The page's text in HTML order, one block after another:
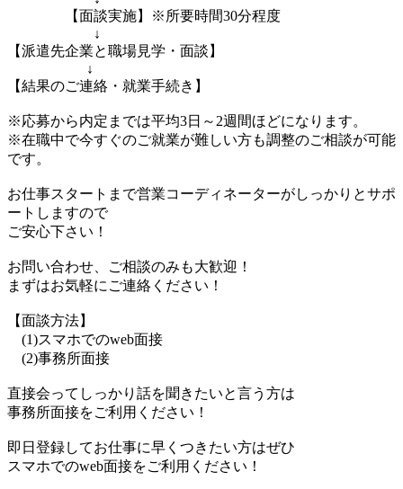
【面談実施】※所要時間30分程度
↓
【派遣先企業と職場見学・面談】
↓
【結果のご連絡・就業手続き】
※応募から内定までは平均3日～2週間ほどになります。
※在職中で今すぐのご就業が難しい方も調整のご相談が可能
です。
お仕事スタートまで営業コーディネーターがしっかりとサポ
ートしますので
ご安心下さい！
お問い合わせ、ご相談のみも大歓迎！
まずはお気軽にご連絡ください！
【面談方法】
(1)スマホでのweb面接
(2)事務所面接
直接会ってしっかり話を聞きたいと言う方は
事務所面接をご利用ください！
即日登録してお仕事に早くつきたい方はぜひ
スマホでのweb面接をご利用ください！